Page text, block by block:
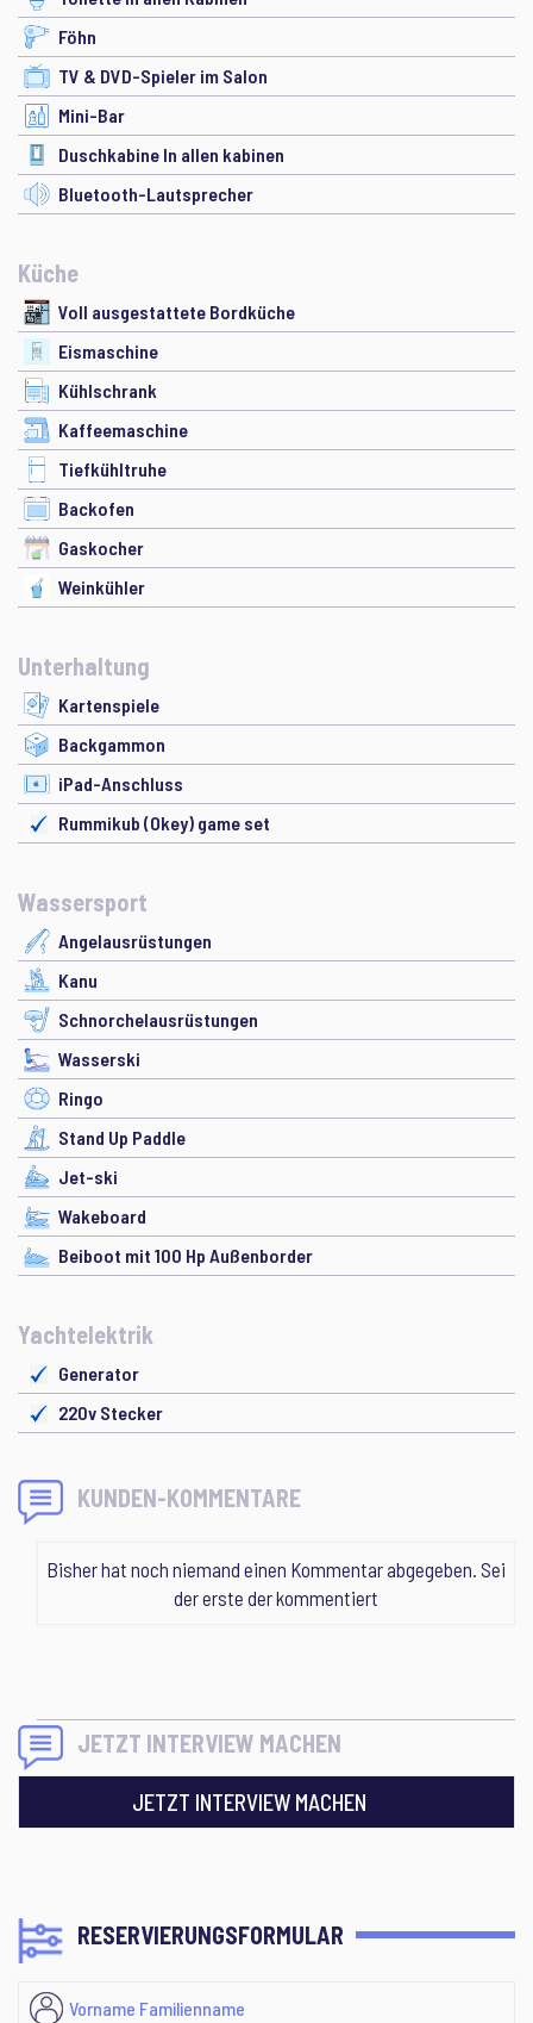
Föhn
TV & DVD-Spieler im Salon
Mini-Bar
Duschkabine In allen kabinen
Bluetooth-Lautsprecher
Küche
Voll ausgestattete Bordküche
Eismaschine
Kühlschrank
Kaffeemaschine
Tiefkühltruhe
Backofen
Gaskocher
Weinkühler
Unterhaltung
Kartenspiele
Backgammon
iPad-Anschluss
Rummikub (Okey) game set
Wassersport
Angelausrüstungen
Kanu
Schnorchelausrüstungen
Wasserski
Ringo
Stand Up Paddle
Jet-ski
Wakeboard
Beiboot mit 100 Hp Außenborder
Yachtelektrik
Generator
220v Stecker
KUNDEN-KOMMENTARE
Bisher hat noch niemand einen Kommentar abgegeben. Sei
der erste der kommentiert
JETZT INTERVIEW MACHEN
JETZT INTERVIEW MACHEN
RESERVIERUNGSFORMULAR